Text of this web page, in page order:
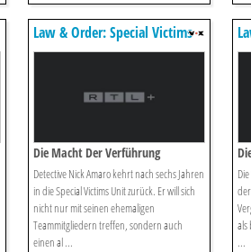
Law & Order: Special Victims
Unit
Die Macht Der Verführung
Detective Nick Amaro kehrt nach sechs Jahren
in die Special Victims Unit zurück. Er will sich
nicht nur mit seinen ehemaligen
Teammitgliedern treffen, sondern auch
einen al ...
...